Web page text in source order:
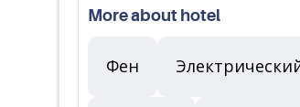
More about hotel
Фен